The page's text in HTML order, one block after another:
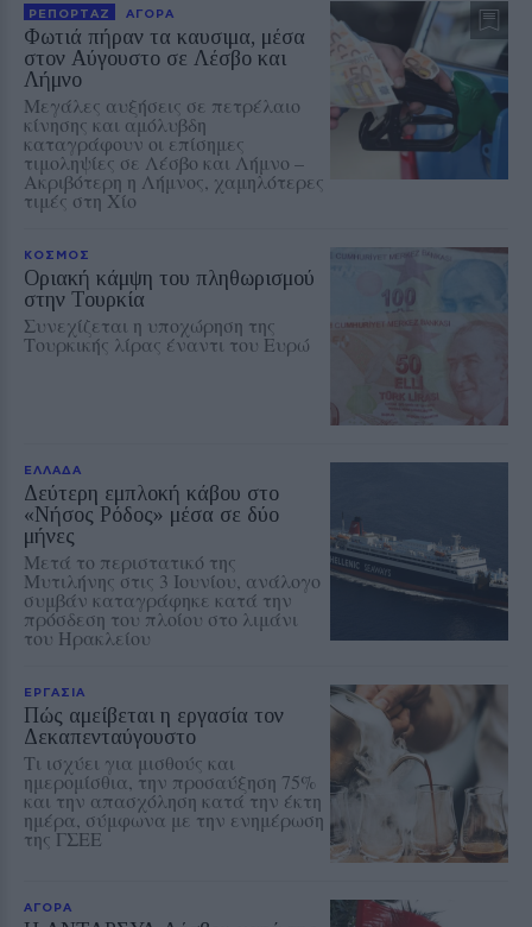
ΡΕΠΟΡΤΑΖ ΑΓΟΡΑ
Φωτιά πήραν τα καυσιμα, μέσα
στον Αύγουστο σε Λέσβο και
Λήμνο
Μεγάλες αυξήσεις σε πετρέλαιο
κίνησης και αμόλυβδη
καταγράφουν οι επίσημες
τιμοληψίες σε Λέσβο και Λήμνο –
Ακριβότερη η Λήμνος, χαμηλότερες
τιμές στη Χίο
ΚΟΣΜΟΣ
Οριακή κάμψη του πληθωρισμού
στην Τουρκία
Συνεχίζεται η υποχώρηση της
Τουρκικής λίρας έναντι του Ευρώ
ΕΛΛΑΔΑ
Δεύτερη εμπλοκή κάβου στο
«Νήσος Ρόδος» μέσα σε δύο
μήνες
Μετά το περιστατικό της
Μυτιλήνης στις 3 Ιουνίου, ανάλογο
συμβάν καταγράφηκε κατά την
πρόσδεση του πλοίου στο λιμάνι
του Ηρακλείου
ΕΡΓΑΣΙΑ
Πώς αμείβεται η εργασία τον
Δεκαπενταύγουστο
Τι ισχύει για μισθούς και
ημερομίσθια, την προσαύξηση 75%
και την απασχόληση κατά την έκτη
ημέρα, σύμφωνα με την ενημέρωση
της ΓΣΕΕ
ΑΓΟΡΑ